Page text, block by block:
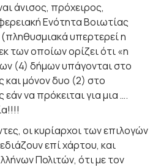
άνισος, πρόχειρος,
Ενότητα Βοιωτίας
υπερτερεί η
των οποίων ορίζει ότι «η
(4) δήμων υπάγονται στο
και μόνον δυο (2) στο
να πρόκειται για μια ….
οι κυρίαρχοι των επιλογών
επί χάρτου, και
Πολιτών, ότι με τον